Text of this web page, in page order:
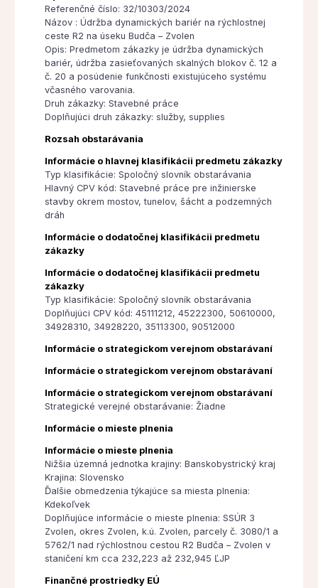
Referenčné číslo: 32/10303/2024
Názov : Údržba dynamických bariér na rýchlostnej
ceste R2 na úseku Budča – Zvolen
Opis: Predmetom zákazky je údržba dynamických
bariér, údržba zasieťovaných skalných blokov č. 12 a
č. 20 a posúdenie funkčnosti existujúceho systému
včasného varovania.
Druh zákazky: Stavebné práce
Doplňujúci druh zákazky: služby, supplies
Rozsah obstarávania
Informácie o hlavnej klasifikácii predmetu zákazky
Typ klasifikácie: Spoločný slovník obstarávania
Hlavný CPV kód: Stavebné práce pre inžinierske
stavby okrem mostov, tunelov, šácht a podzemných
dráh
Informácie o dodatočnej klasifikácii predmetu
zákazky
Informácie o dodatočnej klasifikácii predmetu
zákazky
Typ klasifikácie: Spoločný slovník obstarávania
Doplňujúci CPV kód: 45111212, 45222300, 50610000,
34928310, 34928220, 35113300, 90512000
Informácie o strategickom verejnom obstarávaní
Informácie o strategickom verejnom obstarávaní
Informácie o strategickom verejnom obstarávaní
Strategické verejné obstarávanie: Žiadne
Informácie o mieste plnenia
Informácie o mieste plnenia
Nižšia územná jednotka krajiny: Banskobystrický kraj
Krajina: Slovensko
Ďalšie obmedzenia týkajúce sa miesta plnenia:
Kdekoľvek
Doplňujúce informácie o mieste plnenia: SSÚR 3
Zvolen, okres Zvolen, k.ú. Zvolen, parcely č. 3080/1 a
5762/1 nad rýchlostnou cestou R2 Budča – Zvolen v
staničení km cca 232,223 až 232,945 ĽJP
Finančné prostriedky EÚ